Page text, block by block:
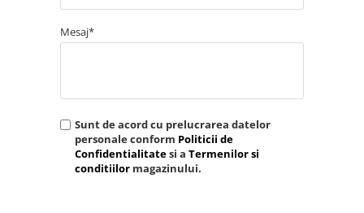
Mesaj*
Sunt de acord cu prelucrarea datelor
personale conform Politicii de
Confidentialitatesi a Termenilor si
conditiilor magazinului.